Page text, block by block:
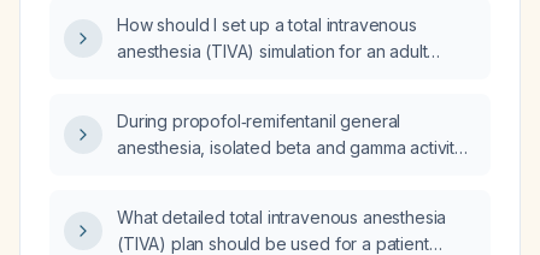
How should I set up a total intravenous
anesthesia (TIVA) simulation for an adult
adjunct medications, and management of
common complications?
During propofol‑remifentanil general
anesthesia, isolated beta and gamma activity
be adjusted?
What detailed total intravenous anesthesia
(TIVA) plan should be used for a patient